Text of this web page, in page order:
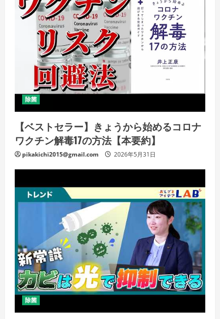
除菌
【ベストセラー】きょうから始めるコロナ
ワクチン解毒17の方法【本要約】
pikakichi2015@gmail.com 2026年5月31日
除菌